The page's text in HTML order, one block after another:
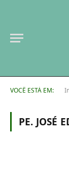
VOCÊ ESTÁ EM:
PE. JOSÉ